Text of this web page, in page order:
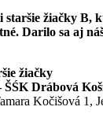
žiačky
Darilo sa aj
žiačky
Drábová
Kočišová